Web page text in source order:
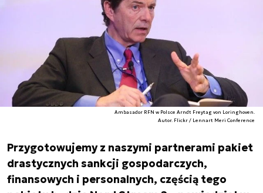
Ambasador RFN w Polsce Arndt Freytag von Loringhoven.
Autor. Flickr / Lennart Meri Conference
Przygotowujemy z naszymi partnerami pakiet
drastycznych sankcji gospodarczych,
finansowych i personalnych, częścią tego